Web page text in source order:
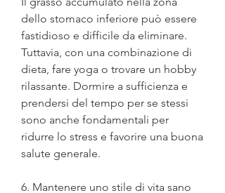
dello stomaco inferiore può essere
fastidioso e difficile da eliminare.
Tuttavia, con una combinazione di
dieta, fare yoga o trovare un hobby
rilassante. Dormire a sufficienza e
prendersi del tempo per se stessi
sono anche fondamentali per
ridurre lo stress e favorire una buona
salute generale.
6. Mantenere uno stile di vita sano